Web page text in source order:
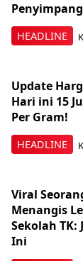
HEADLINE
HEADLINE
Update
Hari ini 15
Per Gram!
Viral
Menangis
Sekolah TK:
Ini